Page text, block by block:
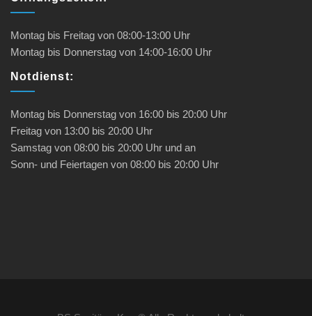
Montag bis Freitag von 08:00-13:00 Uhr
Montag bis Donnerstag von 14:00-16:00 Uhr
Notdienst:
Montag bis Donnerstag von 16:00 bis 20:00 Uhr
Freitag von 13:00 bis 20:00 Uhr
Samstag von 08:00 bis 20:00 Uhr und an
Sonn- und Feiertagen von 08:00 bis 20:00 Uhr